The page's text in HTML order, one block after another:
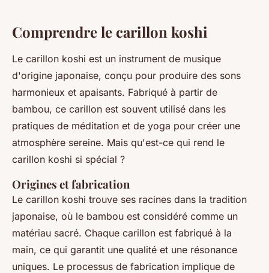
Comprendre le carillon koshi
Le carillon koshi est un instrument de musique
d'origine japonaise, conçu pour produire des sons
harmonieux et apaisants. Fabriqué à partir de
bambou, ce carillon est souvent utilisé dans les
pratiques de méditation et de yoga pour créer une
atmosphère sereine. Mais qu'est-ce qui rend le
carillon koshi si spécial ?
Origines et fabrication
Le carillon koshi trouve ses racines dans la tradition
japonaise, où le bambou est considéré comme un
matériau sacré. Chaque carillon est fabriqué à la
main, ce qui garantit une qualité et une résonance
uniques. Le processus de fabrication implique de